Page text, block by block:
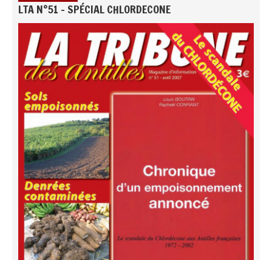
LTA N°51 - SPÉCIAL CHLORDECONE